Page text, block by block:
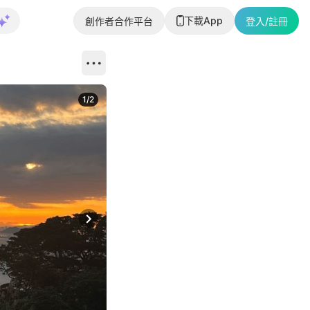
創作者合作平台 下載App 登入/註冊
Next slide
1/2